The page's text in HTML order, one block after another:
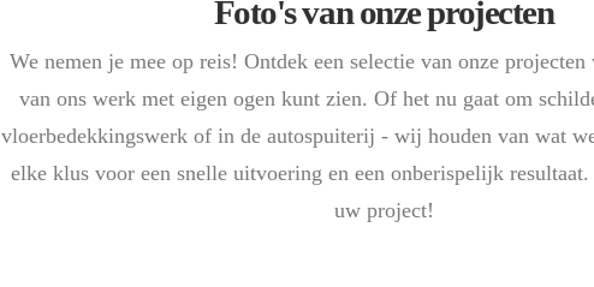
Foto's van onze projecten
We nemen je mee op reis! Ontdek een selectie van onze
van ons werk met eigen ogen kunt zien. Of het nu gaat om
vloerbedekkingswerk of in de autospuiterij - wij houden van wat
elke klus voor een snelle uitvoering en een onberispelijk
uw project!